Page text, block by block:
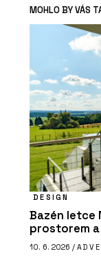
MOHLO BY VÁS
DESIGN
Bazén letce
prostorem
10. 6. 2026 /